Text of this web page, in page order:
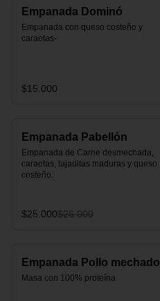
Empanada Dominó
Empanada con queso costeño y
caraotas-
$15.000
Empanada Pabellón
Empanada de Carne desmechada,
caraotas, tajaditas maduras y queso
costeño.
$25.000$26.000
Empanada Pollo mechado
Masa con 100% proteína